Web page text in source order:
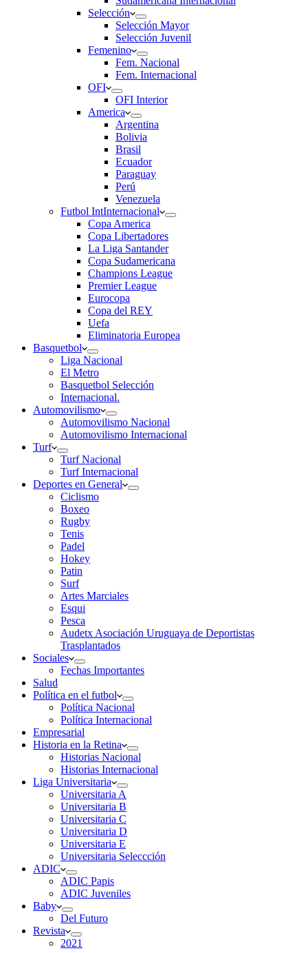
Selección
Selección Mayor
Selección Juvenil
Femenino
Fem. Nacional
Fem. Internacional
OFI
OFI Interior
America
Argentina
Bolivia
Brasil
Ecuador
Paraguay
Perú
Venezuela
Futbol IntInternacional
Copa America
Copa Libertadores
La Liga Santander
Copa Sudamericana
Champions League
Premier League
Eurocopa
Copa del REY
Uefa
Eliminatoria Europea
Basquetbol
Liga Nacional
El Metro
Basquetbol Selección
Internacional.
Automovilismo
Automovilismo Nacional
Automovilismo Internacional
Turf
Turf Nacional
Turf Internacional
Deportes en General
Ciclismo
Boxeo
Rugby
Tenis
Padel
Hokey
Patin
Surf
Artes Marciales
Esqui
Pesca
Audetx Asociación Uruguaya de Deportistas
Trasplantados
Sociales
Fechas Importantes
Salud
Política en el futbol
Política Nacional
Política Internacional
Empresarial
Historia en la Retina
Historias Nacional
Historias Internacional
Liga Universitaria
Universitaria A
Universitaria B
Universitaria C
Universitaria D
Universitaria E
Universitaria Seleccción
ADIC
ADIC Papis
ADIC Juveniles
Baby
Del Futuro
Revista
2021